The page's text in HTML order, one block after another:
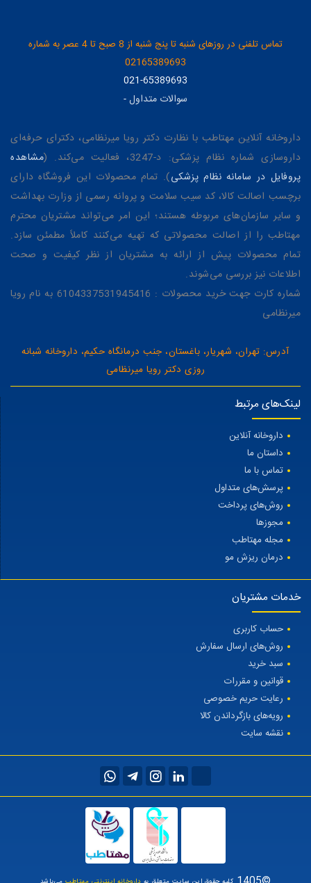
تماس تلفنی در روزهای شنبه تا پنج شنبه از 8 صبح تا 4 عصر به شماره
02165389693
021-65389693
سوالات متداول-
داروخانه آنلاین مهتاطب با نظارت دکتر رویا میرنظامی، دکترای حرفه‌ای
داروسازی شماره نظام پزشکی: د-3247، فعالیت می‌کند. (
مشاهده
پروفایل در سامانه نظام پزشکی). تمام محصولات این فروشگاه دارای
برچسب اصالت کالا، کد سیب سلامت و پروانه رسمی از وزارت بهداشت
و سایر سازمان‌های مربوطه هستند؛ این امر می‌تواند مشتریان محترم
مهتاطب را از اصالت محصولاتی که تهیه می‌کنند کاملاً مطمئن سازد.
تمام محصولات پیش از ارائه به مشتریان از نظر کیفیت و صحت
اطلاعات نیز بررسی می‌شوند.
شماره کارت جهت خرید محصولات : 6104337531945416 به نام رویا
میرنظامی
آدرس: تهران، شهریار، باغستان، جنب درمانگاه حکیم، داروخانه شبانه
روزی دکتر رویا میرنظامی
لینک‌های مرتبط
داروخانه آنلاین
داستان ما
تماس با ما
پرسش‌های متداول
روش‌های پرداخت
مجوزها
مجله مهتاطب
درمان ریزش مو
خدمات مشتریان
حساب کاربری
روش‌های ارسال سفارش
سبد خرید
قوانین و مقررات
رعایت حریم خصوصی
رویه‌های بازگرداندن کالا
نقشه سایت